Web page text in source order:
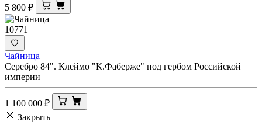
5 800 ₽
10771
Чайница
Серебро 84". Клеймо "К.Фаберже" под гербом Российской
империи
1 100 000 ₽
Закрыть